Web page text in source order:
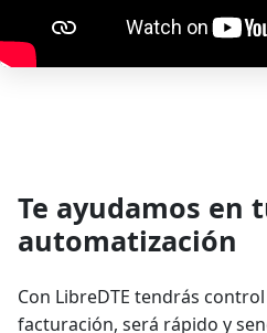
Te ayudamos en
automatización
Con LibreDTE tendrás
facturación, será rápido y